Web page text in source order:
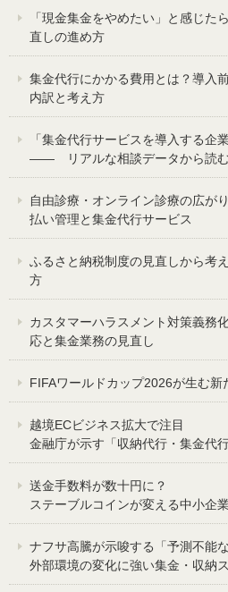
「現金集金をやめたい」と感じた
直しの進め方
集金代行にかかる費用とは？導入
内訳と考え方
「集金代行サービスを導入する企
—— リアルな相談データから読む
自由診療・オンライン診療の広が
払い管理と集金代行サービス
ふるさと納税制度の見直しから考
方
カスタマーハラスメント対策義務
応と集金業務の見直し
FIFAワールドカップ2026が生む新
越境ECビジネス拡大で注目
金融庁が示す「収納代行・集金代
送金手数料が数十円に？
ステーブルコインが変える中小企
ナフサ高騰が示唆する「予測不能
外部環境の変化に強い集金・収納